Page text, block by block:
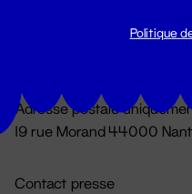
Du lundi au vendredi 14h →
Adresse postale
19 rue Morand 44000
Contact presse
Politique